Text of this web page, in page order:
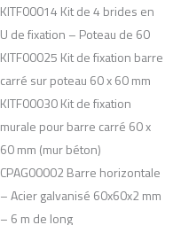
KITF00014 Kit de 4 brides en
U de fixation – Poteau de 60
KITF00025 Kit de fixation barre
carré sur poteau 60 x 60 mm
KITF00030 Kit de fixation
murale pour barre carré 60 x
60 mm (mur béton)
CPAG00002 Barre horizontale
– Acier galvanisé 60x60x2 mm
– 6 m de long